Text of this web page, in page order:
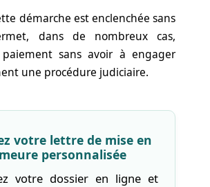
démarche est enclenchée sans
dans de nombreux cas,
sans avoir à engager
une procédure judiciaire.
votre lettre de mise en
personnalisée
votre dossier en ligne et